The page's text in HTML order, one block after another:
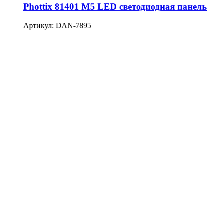
Phottix 81401 M5 LED светодиодная панель
Артикул: DAN-7895